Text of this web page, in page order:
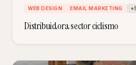
WEB DESIGN EMAIL MARKETING +
Distribuidora sector ciclismo